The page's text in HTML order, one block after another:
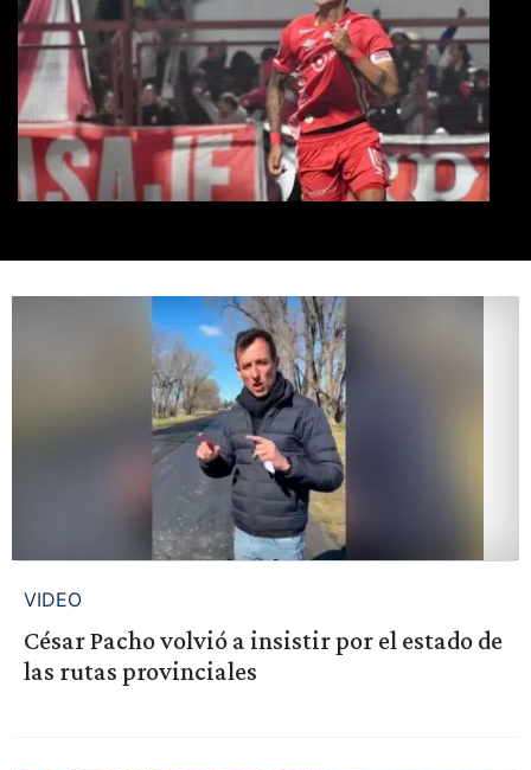
VIDEO
César Pacho volvió a insistir por el estado de
las rutas provinciales